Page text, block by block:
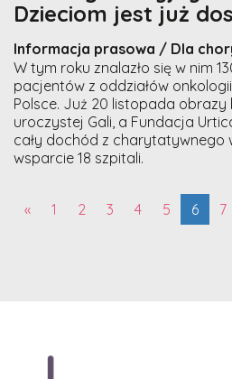
Dzieciom jest już
Informacja prasowa / Dla
W tym roku znalazło się w nim
pacjentów z oddziałów
Polsce. Już 20 listopada
uroczystej Gali, a Fundacja
cały dochód z charytatywnego
wsparcie 18 szpitali.
« 1 2 3 4 5 6 7